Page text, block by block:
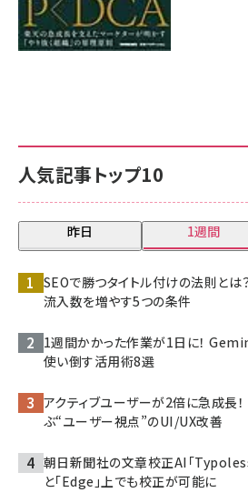
人気記事トップ10
昨日 1週間
SEOで勝つタイトル付けの法則とは
流入数を増やす5つの条件
1週間かかった作業が1日に！
使い倒す活用術8選
アクティブユーザーが2倍に急成長
ぶ“ユーザー視点”のUI/UX改善
朝日新聞社の文章校正AI「Typoless
と「Edge」上でも校正が可能に